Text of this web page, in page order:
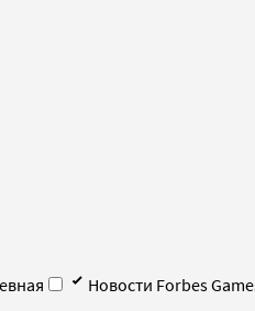
Новости Forbes